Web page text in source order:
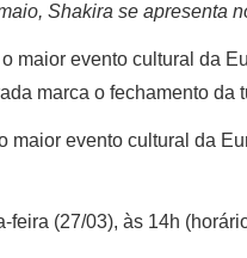
Shakira se apresenta
evento cultural da
marca o fechamento
evento cultural da
(27/03), às 14h